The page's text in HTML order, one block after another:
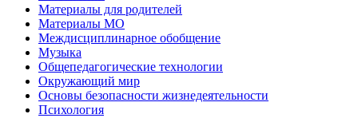
Материалы для родителей
Материалы МО
Междисциплинарное обобщение
Музыка
Общепедагогические технологии
Окружающий мир
Основы безопасности жизнедеятельности
Психология